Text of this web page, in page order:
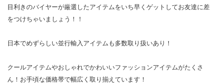
目利きのバイヤーが厳選したアイテムをいち早くゲットしてお友達に差
をつけちゃいましょう！！
日本でめずらしい並行輸入アイテムも多数取り扱いあり！
クールアイテムやおしゃれでかわいいファッションアイテムがたくさ
ん！お手頃な価格帯で幅広く取り揃えています！